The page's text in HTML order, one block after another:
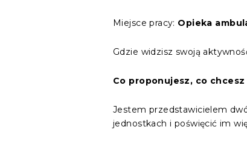
Miejsce pracy: Opieka
Gdzie widzisz swoją
Co proponujesz, co
Jestem przedstawicielem
jednostkach i poświęcić im